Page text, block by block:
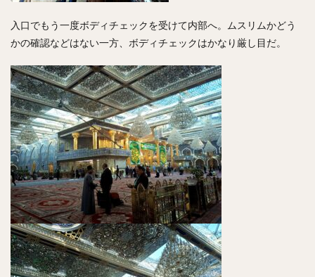
入口でもう一度ボディチェックを受けて内部へ。ムスリムかどう
かの確認などはない一方、ボディチェックはかなり厳し目だ。